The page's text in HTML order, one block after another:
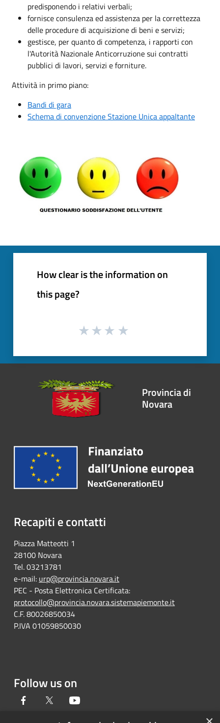
predisponendo i relativi verbali;
fornisce consulenza ed assistenza per la correttezza
delle procedure di acquisizione di beni e servizi;
gestisce, per quanto di competenza, i rapporti con
l'Autorità Nazionale Anticorruzione sui contratti
pubblici di lavori, servizi e forniture.
Attività in primo piano:
Bandi di gara
Schema di convenzione Stazione Unica appaltante
How clear is the information on
this page?
Provincia di
Novara
Recapiti e contatti
Piazza Matteotti 1
28100 Novara
Tel. 03213781
e-mail: urp@provincia.novara.it
PEC - Posta Elettronica Certificata:
protocollo@provincia.novara.sistemapiemonte.it
C.F. 80026850034
P.IVA 01059850030
Follow us on
Facebook Twitter